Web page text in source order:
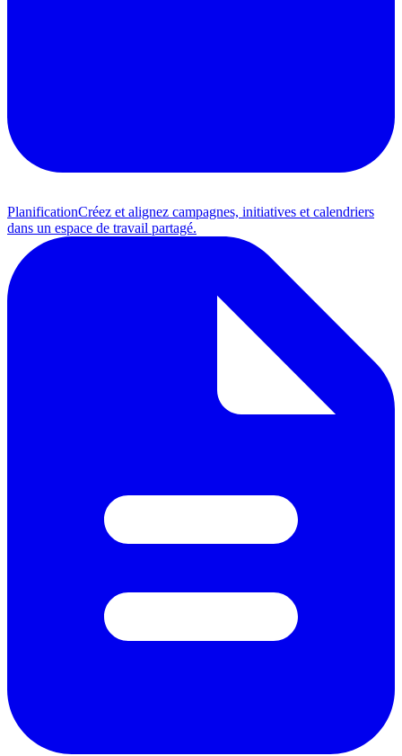
PlanificationCréez et alignez campagnes, initiatives et calendriers
dans un espace de travail partagé.